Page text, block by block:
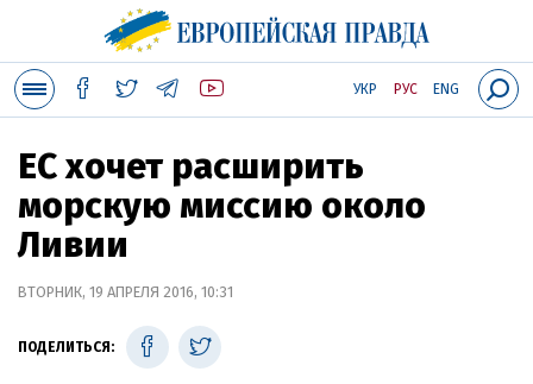
УКР РУС ENG
ЕС хочет расширить
морскую миссию около
Ливии
ВТОРНИК, 19 АПРЕЛЯ 2016, 10:31
ПОДЕЛИТЬСЯ: